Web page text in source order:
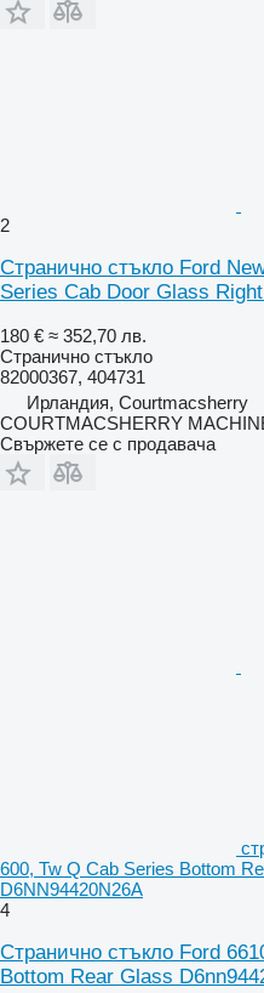
2
Странично стъкло Ford
Series Cab Door Glass
180 € ≈ 352,70 лв.
Странично стъкло
82000367, 404731
Ирландия, Courtmacsherry
COURTMACSHERRY
Свържете се с продавача
600, Tw Q Cab Series Bottom
D6NN94420N26A
4
Странично стъкло Ford
Bottom Rear Glass